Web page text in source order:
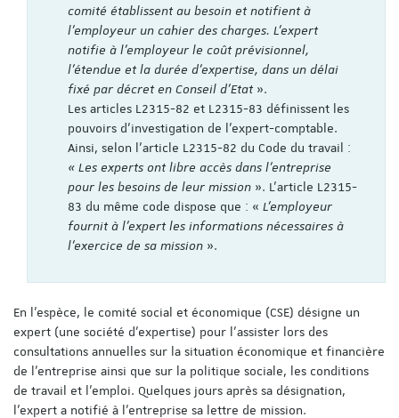
comité établissent au besoin et notifient à
l'employeur un cahier des charges. L'expert
notifie à l'employeur le coût prévisionnel,
l'étendue et la durée d'expertise, dans un délai
fixé par décret en Conseil d'Etat».
Les articles L2315-82 et L2315-83 définissent les
pouvoirs d’investigation de l’expert-comptable.
Ainsi, selon l’article L2315-82 du Code du travail :
« Les experts ont libre accès dans l’entreprise
pour les besoins de leur mission ». L’article L2315-
83 du même code dispose que : « L'employeur
fournit à l'expert les informations nécessaires à
l'exercice de sa mission ».
En l’espèce, le comité social et économique (CSE) désigne un
expert (une société d’expertise) pour l’assister lors des
consultations annuelles sur la situation économique et financière
de l’entreprise ainsi que sur la politique sociale, les conditions
de travail et l'emploi. Quelques jours après sa désignation,
l'expert a notifié à l’entreprise sa lettre de mission.